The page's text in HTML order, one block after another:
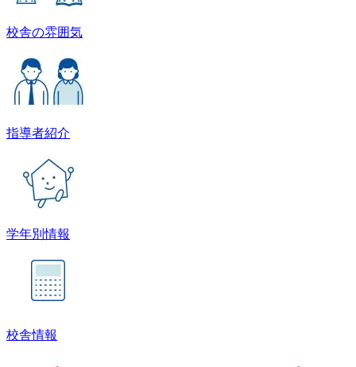
校舎の雰囲気
指導者紹介
学年別情報
校舎情報